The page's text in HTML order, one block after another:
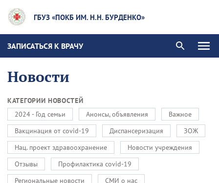
ГБУЗ «ПОКБ ИМ. Н.Н. БУРДЕНКО»
ЗАПИСАТЬСЯ К ВРАЧУ
Новости
КАТЕГОРИИ НОВОСТЕЙ
2024 - Год семьи
Анонсы, объявления
Важное
Вакцинация от covid-19
Диспансеризация
ЗОЖ
Нац. проект здравоохранение
Новости учреждения
Отзывы
Профилактика covid-19
Региональные новости
СМИ о нас